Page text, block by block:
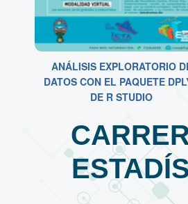
ANÁLISIS EXPLORATORIO
DATOS CON EL PAQUETE
DE R STUDIO